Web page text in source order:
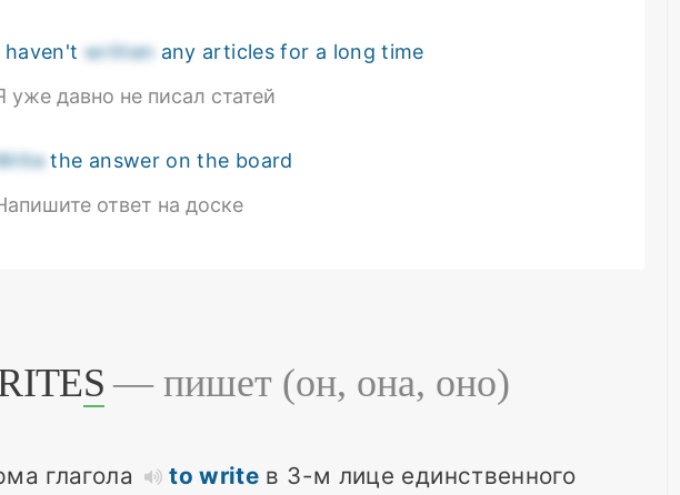
haven't written any articles for a long time
уже давно не писал статей
the answer on the board
ответ на доске
S — пишет (он, она, оно)
глагола to write в 3-м лице единственного